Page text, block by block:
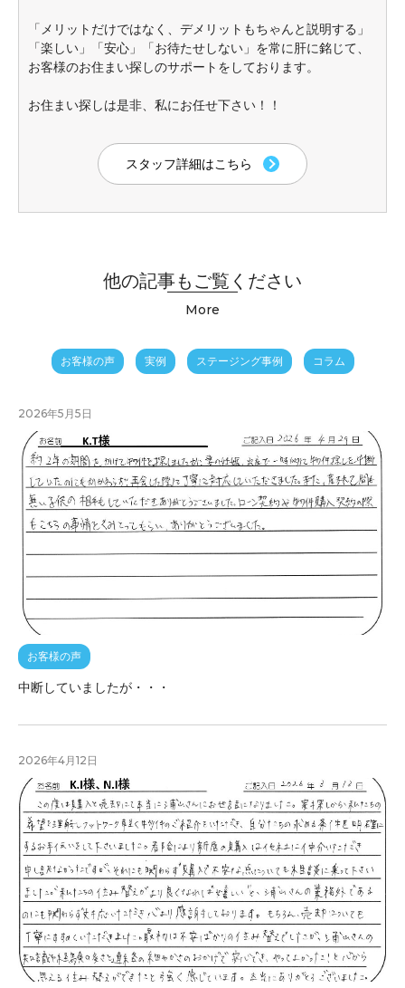
「メリットだけではなく、デメリットもちゃんと説明する」
「楽しい」「安心」「お待たせしない」を常に肝に銘じて、
お客様のお住まい探しのサポートをしております。
お住まい探しは是非、私にお任せ下さい！！
スタッフ詳細はこちら
他の記事もご覧ください
More
お客様の声 実例 ステージング事例 コラム
2026年5月5日
お客様の声
中断していましたが・・・
2026年4月12日